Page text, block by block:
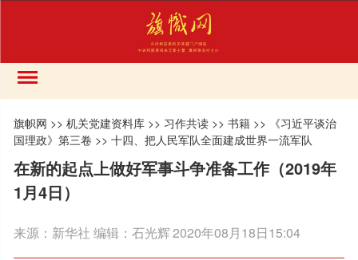
旗帜网 >>机关党建资料库 >> 习作共读 >>书籍 >>
《习近平谈治
国理政》第三卷 >>十四、把人民军队全面建成世界一流军队
在新的起点上做好军事斗争准备工作（2019年
1月4日）
来源： 新华社 编辑：石光辉2020年08月18日15:04